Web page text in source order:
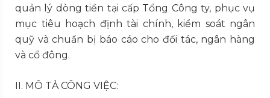
quản lý dòng tiền tại cấp Tổng Công ty, phục vụ
mục tiêu hoạch định tài chính, kiểm soát ngân
quỹ và chuẩn bị báo cáo cho đối tác, ngân hàng
và cổ đông.
II. MÔ TẢ CÔNG VIỆC: